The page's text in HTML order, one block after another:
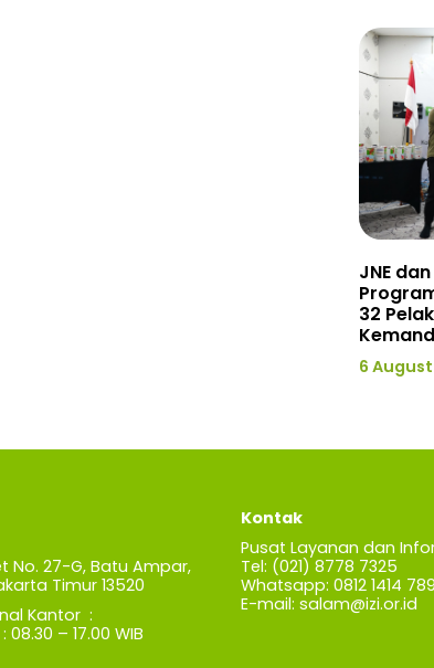
JNE
32
6
No. 27-G, Batu Ampar,
Timur 13520
Kantor :
– 17.00 WIB
Kontak
Pusat Layanan dan
Tel: (021) 8778 7325
Whatsapp: 0812 1414 789
E-mail: salam@izi.or.id